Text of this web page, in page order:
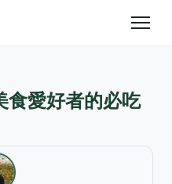
食愛好者的必吃